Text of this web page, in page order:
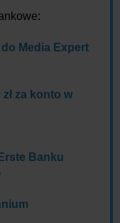
do Media Expert
zł za konto w
Banku